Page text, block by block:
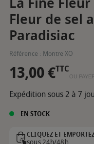
Fleur de sel
Paradisiac
Référence : Montre XO
13,00 €TTC
OU
Expédition sous 2 à 7
EN STOCK
CLIQUEZ ET